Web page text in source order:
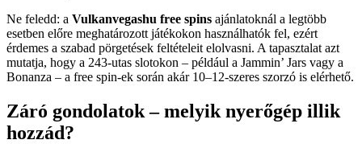
Ne feledd: a Vulkanvegashu free spins ajánlatoknál a legtöbb
esetben előre meghatározott játékokon használhatók fel, ezért
érdemes a szabad pörgetések feltételeit elolvasni. A tapasztalat azt
mutatja, hogy a 243-utas slotokon – például a Jammin’ Jars vagy a
Bonanza – a free spin-ek során akár 10–12-szeres szorzó is elérhető.
Záró gondolatok – melyik nyerőgép illik
hozzád?